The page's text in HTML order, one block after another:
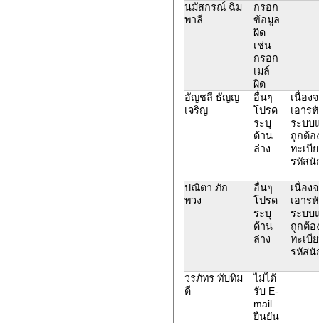
นมัสกรณ์ ฉิม
พาลี
กรอก
ข้อมูล
ผิด
เช่น
กรอก
เมล์
ผิด
อัญชลี ธัญญ
เจริญ
อื่นๆ
โปรด
ระบุ
ด้าน
ล่าง
เนื่อง
เอาร
ระบบ
ถูกต้อ
ทะเบี
รหัสนั
ปณิตา ภัก
พวง
อื่นๆ
โปรด
ระบุ
ด้าน
ล่าง
เนื่อง
เอาร
ระบบ
ถูกต้อ
ทะเบี
รหัสนั
วรภัทร ทับทิม
ดี
ไม่ได้
รับ E-
mail
ยืนยัน